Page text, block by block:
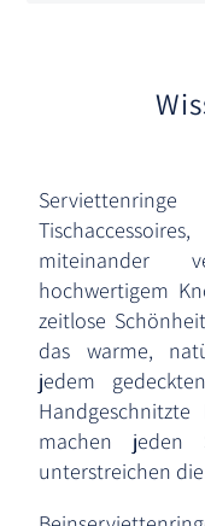
miteinander
hochwertigem
zeitlose
das warme,
jedem
machen jeden
unterstreichen